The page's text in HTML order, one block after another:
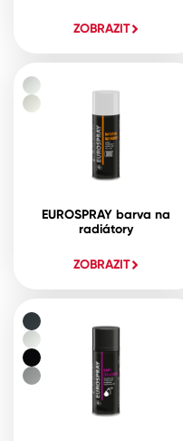
ZOBRAZIT
EUROSPRAY barva na
radiátory
ZOBRAZIT